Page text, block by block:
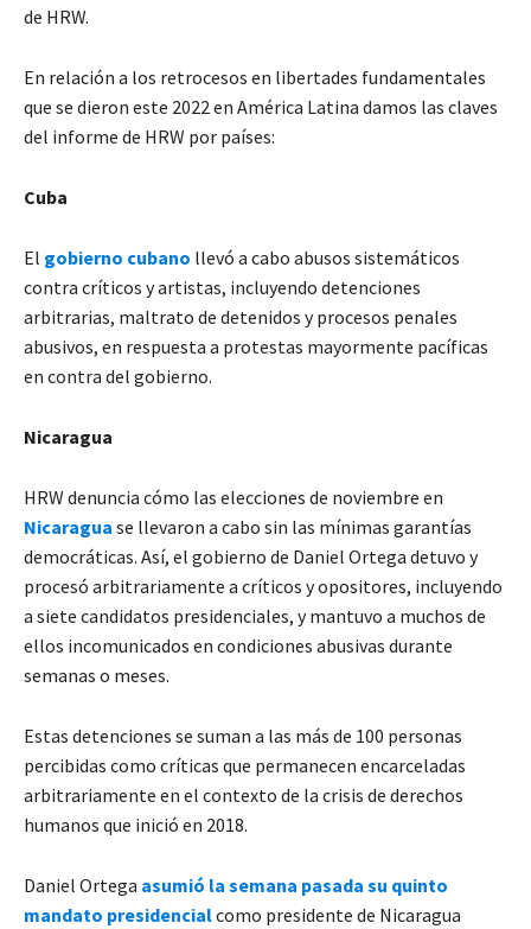
de HRW.
En relación a los retrocesos en libertades fundamentales
que se dieron este 2022 en América Latina damos las claves
del informe de HRW por países:
Cuba
El gobierno cubano llevó a cabo abusos sistemáticos
contra críticos y artistas, incluyendo detenciones
arbitrarias, maltrato de detenidos y procesos penales
abusivos, en respuesta a protestas mayormente pacíficas
en contra del gobierno.
Nicaragua
HRW denuncia cómo las elecciones de noviembre en
Nicaragua se llevaron a cabo sin las mínimas garantías
democráticas. Así, el gobierno de Daniel Ortega detuvo y
procesó arbitrariamente a críticos y opositores, incluyendo
a siete candidatos presidenciales, y mantuvo a muchos de
ellos incomunicados en condiciones abusivas durante
semanas o meses.
Estas detenciones se suman a las más de 100 personas
percibidas como críticas que permanecen encarceladas
arbitrariamente en el contexto de la crisis de derechos
humanos que inició en 2018.
Daniel Ortega asumió la semana pasada su quinto
mandato presidencialcomo presidente de Nicaragua